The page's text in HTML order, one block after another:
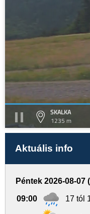
SKALKA
1235 m
Aktuális info
Péntek 2026-08-07
09:00 17 tól